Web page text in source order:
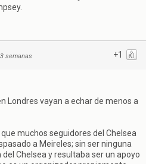
+1
semanas
Londres vayan a echar de menos a
muchos seguidores del Chelsea
a Meireles; sin ser ninguna
Chelsea y resultaba ser un apoyo